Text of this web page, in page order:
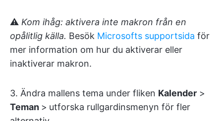
⚠️ Kom ihåg: aktivera inte makron från en
opålitlig källa. Besök Microsofts supportsida för
mer information om hur du aktiverar eller
inaktiverar makron.
3. Ändra mallens tema under fliken Kalender >
Teman > utforska rullgardinsmenyn för fler